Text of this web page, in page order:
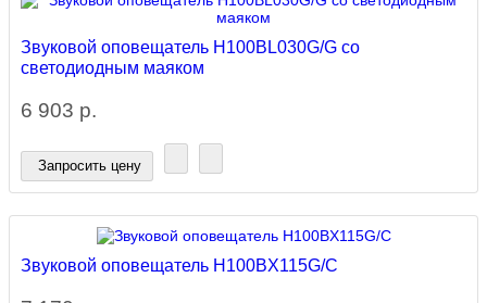
Звуковой оповещатель H100BL030G/G со
светодиодным маяком
6 903 р.
Запросить цену
Звуковой оповещатель H100BX115G/C